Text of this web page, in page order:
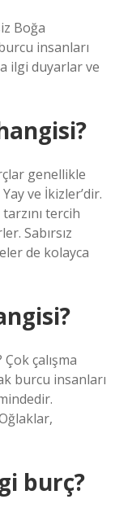
Boğa
insanları
ilgi duyarlar ve
genellikle
ve İkizler’dir.
tercih
Sabırsız
de kolayca
çalışma
burcu insanları
burç?